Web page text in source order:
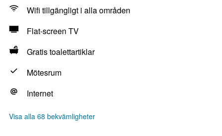
Wifi tillgängligt i alla områden
Flat-screen TV
Gratis toalettartiklar
Mötesrum
Internet
Visa alla 68 bekvämligheter